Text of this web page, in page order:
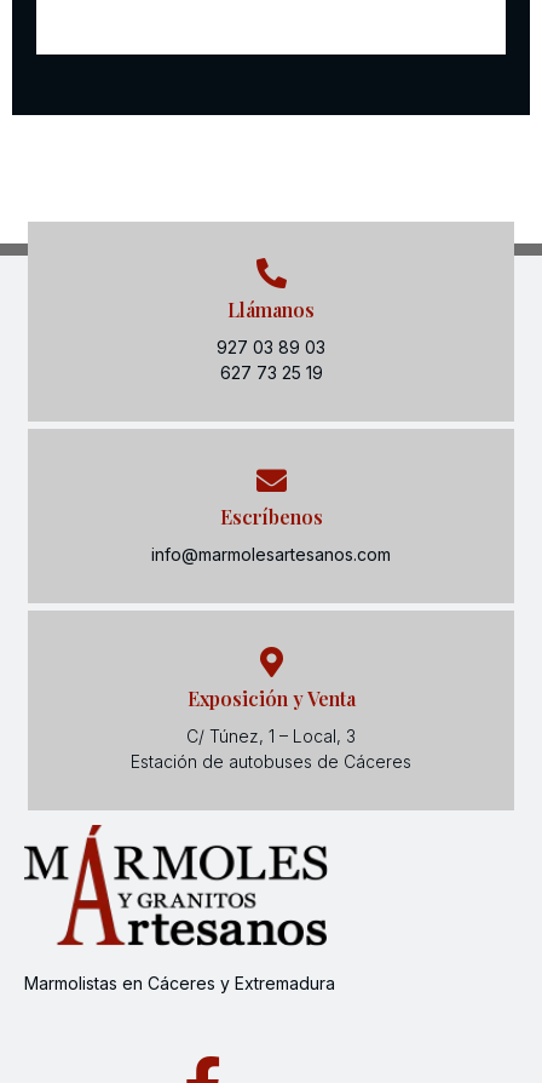
Llámanos
927 03 89 03
627 73 25 19
Escríbenos
info@marmolesartesanos.com
Exposición y Venta
C/ Túnez, 1 – Local, 3
Estación de autobuses de Cáceres
Marmolistas en Cáceres y Extremadura